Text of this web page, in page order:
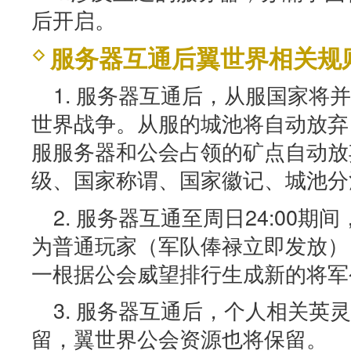
后开启。
服务器互通后翼世界相关规
1. 服务器互通后，从服国家将
世界战争。从服的城池将自动放
服服务器和公会占领的矿点自动
级、国家称谓、国家徽记、城池
2. 服务器互通至周日24:00期
为普通玩家（军队俸禄立即发放
一根据公会威望排行生成新的将
3. 服务器互通后，个人相关英
留，翼世界公会资源也将保留。